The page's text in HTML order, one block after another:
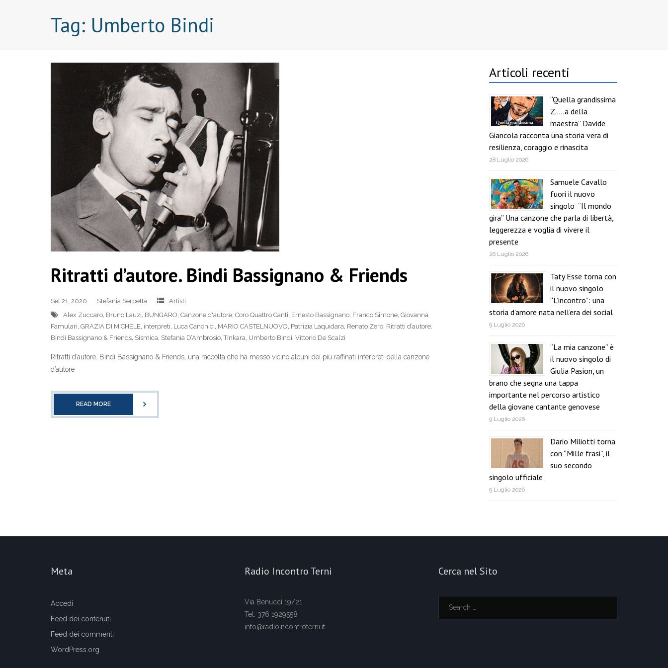
Tag: Umberto Bindi
Ritratti d’autore. Bindi Bassignano & Friends
Set 21, 2020 Stefania Serpetta
Artisti
Alex Zuccaro, Bruno Lauzi, BUNGARO, Canzone d'autore, Coro Quattro Canti, Ernesto Bassignano, Franco Simone, Giovanna
Famulari, GRAZIA DI MICHELE, interpreti, Luca Canonici, MARIO CASTELNUOVO, Patrizia Laquidara, Renato Zero, Ritratti d’autore.
Bindi Bassignano & Friends, Sismica, Stefania D’Ambrosio,Tinkara, Umberto Bindi, Vittorio De Scalzi
Ritratti d’autore. Bindi Bassignano & Friends, una raccolta che ha messo vicino alcuni dei più raffinati interpreti della canzone
d’autore
READ MORE
Articoli recenti
“Quella grandissima
Z…..a della
maestra” Davide
Giancola racconta una storia vera di
resilienza, coraggio e rinascita
28 Luglio 2026
Samuele Cavallo
fuori il nuovo
singolo “Il mondo
gira” Una canzone che parla di libertà,
leggerezza e voglia di vivere il
presente
26 Luglio 2026
Taty Esse torna con
il nuovo singolo
“L’incontro”: una
storia d’amore nata nell’era dei social
9 Luglio 2026
“La mia canzone” è
il nuovo singolo di
Giulia Pasion, un
brano che segna una tappa
importante nel percorso artistico
della giovane cantante genovese
9 Luglio 2026
Dario Miliotti torna
con “Mille frasi”, il
suo secondo
singolo ufficiale
9 Luglio 2026
Meta
Accedi
Feed dei contenuti
Feed dei commenti
WordPress.org
Radio Incontro Terni
Via Benucci 19/21
Tel. 376 1929558
info@radioincontroterni.it
Cerca nel Sito